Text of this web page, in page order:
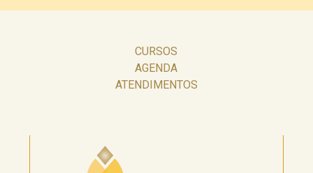
CURSOS
AGENDA
ATENDIMENTOS